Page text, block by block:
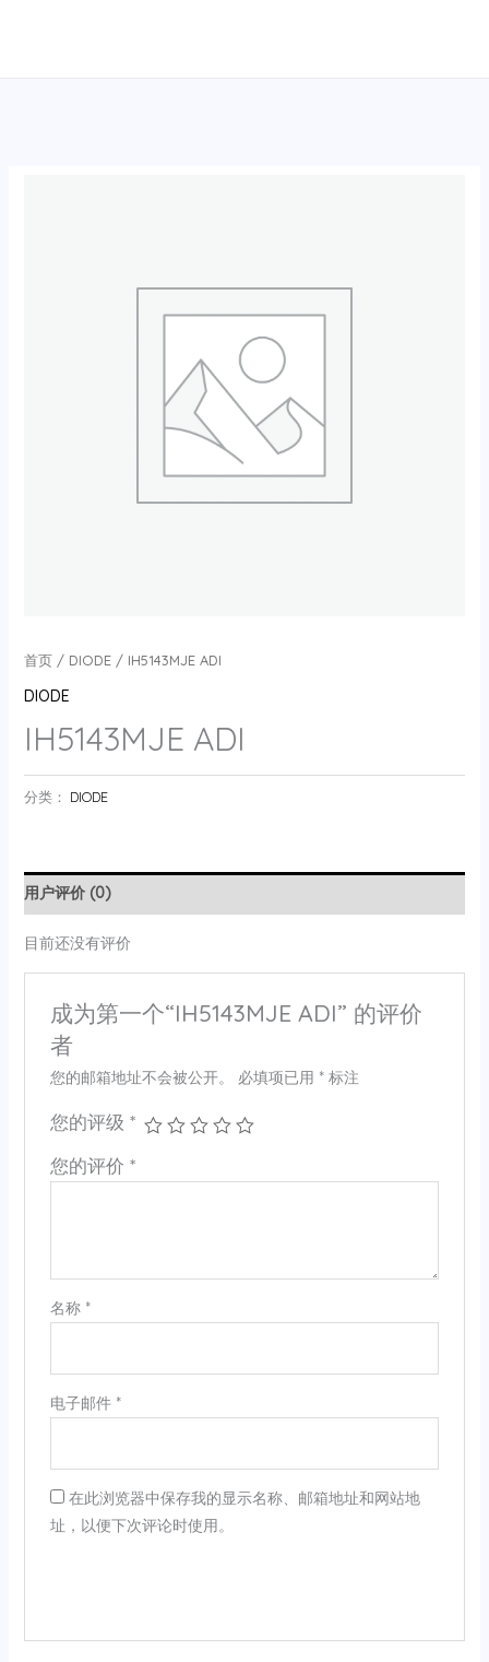
首页/ DIODE/ IH5143MJE ADI
DIODE
IH5143MJE ADI
分类： DIODE
用户评价 (0)
目前还没有评价
成为第一个“IH5143MJE ADI” 的评价
者
您的邮箱地址不会被公开。 必填项已用 *标注
您的评级 *
您的评价 *
名称 *
电子邮件 *
在此浏览器中保存我的显示名称、邮箱地址和网站地
址，以便下次评论时使用。